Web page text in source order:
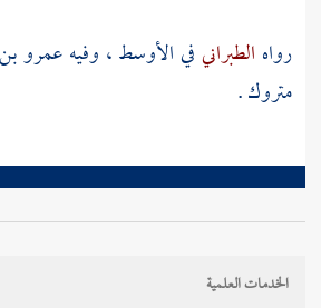
رواه الطبرانيفي الأوسط ، وفيهعمرو
متروك .
الخدمات العلمية